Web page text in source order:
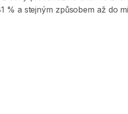
% a stejným způsobem až do